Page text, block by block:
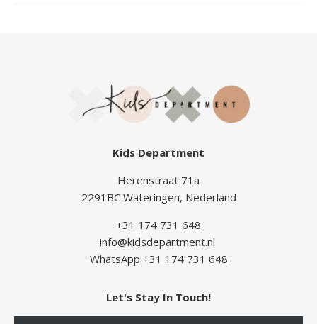
Kids Department
Herenstraat 71a
2291BC Wateringen, Nederland
+31 174 731 648
info@kidsdepartment.nl
WhatsApp +31 174 731 648
Let's Stay In Touch!